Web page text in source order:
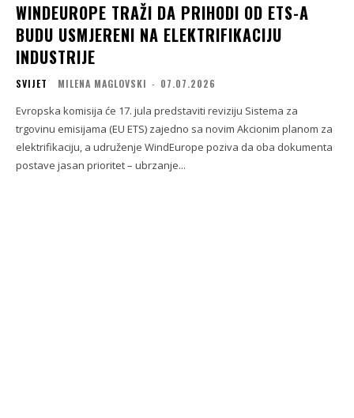
WINDEUROPE TRAŽI DA PRIHODI OD ETS-A
BUDU USMJERENI NA ELEKTRIFIKACIJU
INDUSTRIJE
SVIJET MILENA MAGLOVSKI - 07.07.2026
Evropska komisija će 17. jula predstaviti reviziju Sistema za
trgovinu emisijama (EU ETS) zajedno sa novim Akcionim planom za
elektrifikaciju, a udruženje WindEurope poziva da oba dokumenta
postave jasan prioritet – ubrzanje...